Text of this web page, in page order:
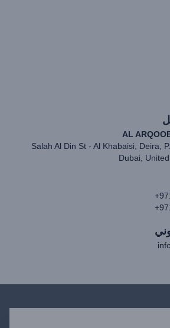
AL
Salah Al Din St - Al Khabaisi, Deira,
Dubai,